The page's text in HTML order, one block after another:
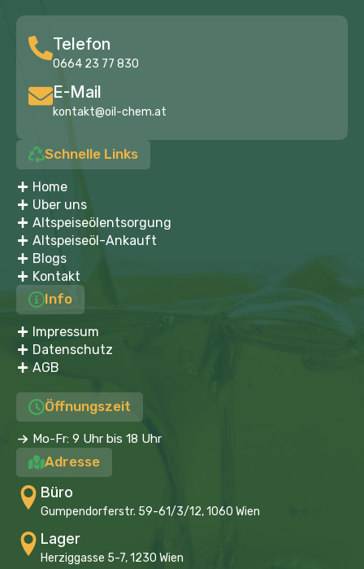
Telefon
0664 23 77 830
E-Mail
kontakt@oil-chem.at
Schnelle Links
Home
Über uns
Altspeiseölentsorgung
Altspeiseöl-Ankauft
Blogs
Kontakt
Info
Impressum
Datenschutz
AGB
Öffnungszeit
Mo-Fr: 9 Uhr bis 18 Uhr
Adresse
Büro
Gumpendorferstr. 59-61/3/12, 1060 Wien
Lager
Herziggasse 5-7, 1230 Wien